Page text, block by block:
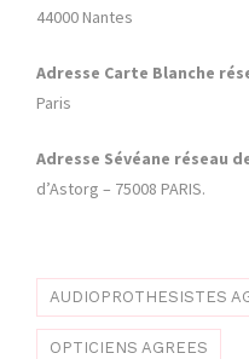
44000 Nantes
Adresse Carte Blanche
Paris
Adresse Sévéane réseau
d’Astorg – 75008 PARIS.
AUDIOPROTHESISTES
OPTICIENS AGREES